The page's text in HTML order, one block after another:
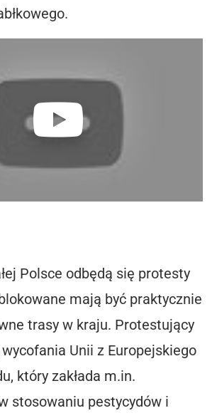
Polsce odbędą się protesty
mają być praktycznie
trasy w kraju. Protestujący
Unii z Europejskiego
który zakłada m.in.
stosowaniu pestycydów i